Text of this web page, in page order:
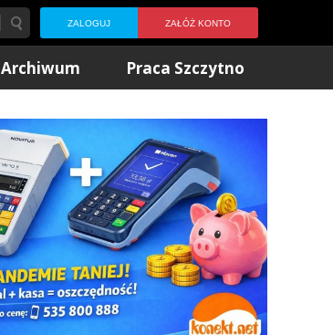
ZALOGUJ ZAŁÓŻ KONTO
Archiwum Praca Szczytno